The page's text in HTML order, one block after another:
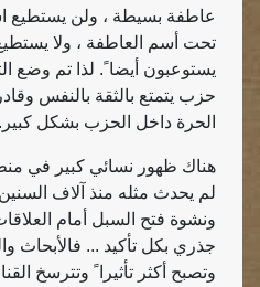
عاطفة بسيطة ، ولن يستطيع
تحت أسم العاطفة ، ولا يستطيع
يستوعبون أيضا ً. لذا تم وضع
حزب يتمتع بالثقة بالنفس
الحرة داخل الحزب بشكل كبير.
هناك ظهور نسائي كبير في
لم يحدث مثله منذ آلاف السنين
ونشوة فتح السبل أمام
جذري بكل تأكيد ... فالأبحاث
وتصبح أكثر تأثيرا ً وتترسخ